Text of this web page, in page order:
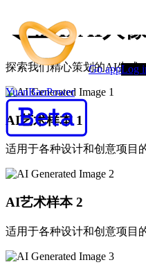
YuanBaoPower
Go appLog
专业AI AI人
探索我们精心策划的AI生成
AI艺术样本 1
适用于各种设计和创意项目
AI艺术样本 2
适用于各种设计和创意项目